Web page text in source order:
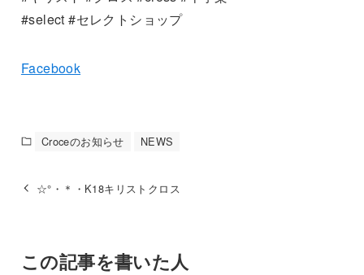
#select #セレクトショップ
Facebook
Croceのお知らせ NEWS
☆°・＊・K18キリストクロス
この記事を書いた人